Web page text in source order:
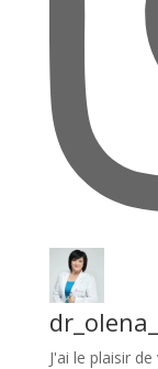
J'ai le plaisir